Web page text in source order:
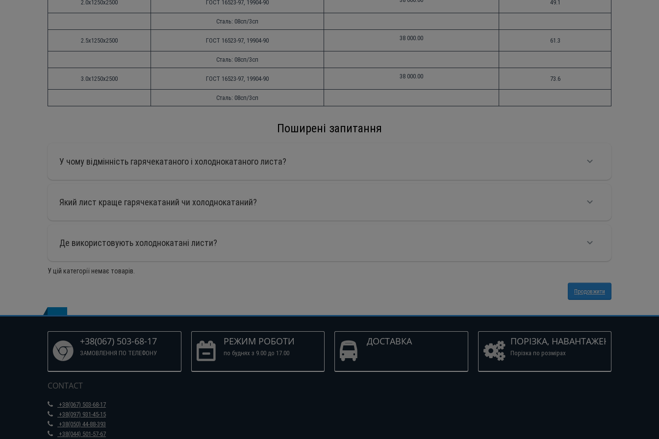
2.0х1250х2500 ГОСТ 16523-97, 19904-90 49.1
Сталь: 08сп/3сп
2.5х1250х2500 ГОСТ 16523-97, 19904-90 38 000.00 61.3
Сталь: 08сп/3сп
3.0х1250х2500 ГОСТ 16523-97, 19904-90 38 000.00 73.6
Сталь: 08сп/3сп
Поширені запитання
У чому відмінність гарячекатаного і холоднокатаного листа?
Який лист краще гарячекатаний чи холоднокатаний?
Де використовують холоднокатані листи?
У цій категорії немає товарів.
Продовжити
+38(067) 503-68-17
ЗАМОВЛЕННЯ ПО ТЕЛЕФОНУ
РЕЖИМ РОБОТИ
по буднях з 9.00 до 17.00
ДОСТАВКА ПОРІЗКА, НАВАНТАЖЕННЯ
Порізка по розмірах
CONTACT
+38(067) 503-68-17
+38(097) 931-45-15
+38(050) 44-88-393
+38(044) 501-57-67